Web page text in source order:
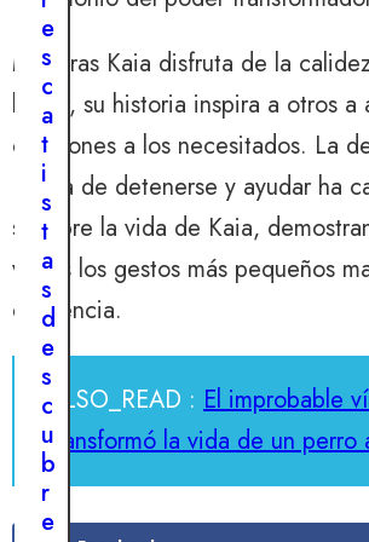
Mientras Kaia disfruta de la
hogar, su historia inspira a otros a
corazones a los necesitados. La
Emma de detenerse y ayudar ha
siempre la vida de Kaia,
veces los gestos más pequeños
diferencia.
ALSO_READ : El improbable
transformó la vida de un perro
a
d
o
r
a
b
l
e
p
i
t
b
u
l
l
e
n
c
n
c
e
n
d
i
o
t
r
á
g
i
c
o
y
u
n
a
e
s
c
a
t
i
s
t
a
s
d
e
s
c
u
b
r
e